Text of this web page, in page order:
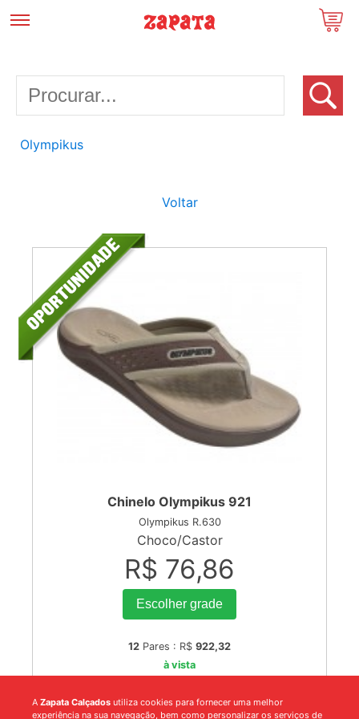
Olympikus
Voltar
Chinelo Olympikus 921
Olympikus R.630
Choco/Castor
R$ 76,86
Escolher grade
12 Pares : R$ 922,32
à vista
A Zapata Calçados utiliza cookies para fornecer uma melhor
experiência na sua navegação, bem como personalizar os serviços de